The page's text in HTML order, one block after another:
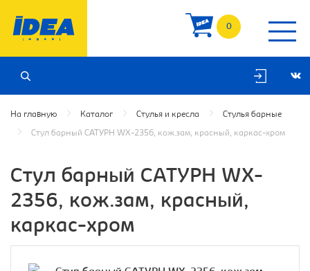
0
На главную Каталог Стулья и кресла Стулья барные
Стул барный САТУРН WX-2356, кож.зам, красный, каркас-хром
Стул барный САТУРН WX-
2356, кож.зам, красный,
каркас-хром